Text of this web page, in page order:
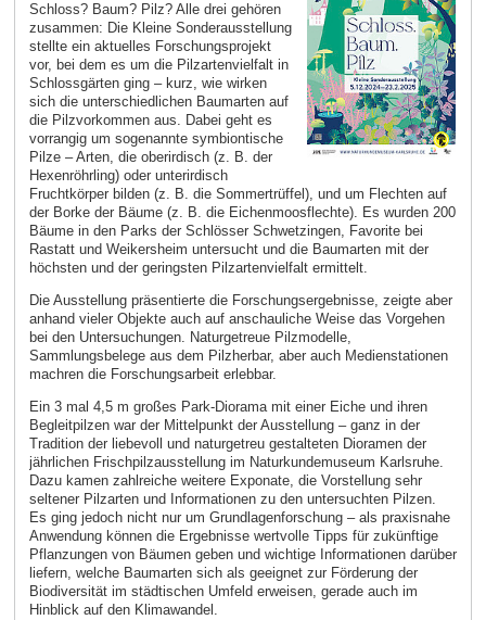
Schloss? Baum? Pilz? Alle drei gehören
zusammen: Die Kleine Sonderausstellung
stellte ein aktuelles Forschungsprojekt
vor, bei dem es um die Pilzartenvielfalt in
Schlossgärten ging – kurz, wie wirken
sich die unterschiedlichen Baumarten auf
die Pilzvorkommen aus. Dabei geht es
vorrangig um sogenannte symbiontische
Pilze – Arten, die oberirdisch (z. B. der
Hexenröhrling) oder unterirdisch
Fruchtkörper bilden (z. B. die Sommertrüffel), und um Flechten auf
der Borke der Bäume (z. B. die Eichenmoosflechte). Es wurden 200
Bäume in den Parks der Schlösser Schwetzingen, Favorite bei
Rastatt und Weikersheim untersucht und die Baumarten mit der
höchsten und der geringsten Pilzartenvielfalt ermittelt.
Die Ausstellung präsentierte die Forschungsergebnisse, zeigte aber
anhand vieler Objekte auch auf anschauliche Weise das Vorgehen
bei den Untersuchungen. Naturgetreue Pilzmodelle,
Sammlungsbelege aus dem Pilzherbar, aber auch Medienstationen
machren die Forschungsarbeit erlebbar.
Ein 3 mal 4,5 m großes Park-Diorama mit einer Eiche und ihren
Begleitpilzen war der Mittelpunkt der Ausstellung – ganz in der
Tradition der liebevoll und naturgetreu gestalteten Dioramen der
jährlichen Frischpilzausstellung im Naturkundemuseum Karlsruhe.
Dazu kamen zahlreiche weitere Exponate, die Vorstellung sehr
seltener Pilzarten und Informationen zu den untersuchten Pilzen.
Es ging jedoch nicht nur um Grundlagenforschung – als praxisnahe
Anwendung können die Ergebnisse wertvolle Tipps für zukünftige
Pflanzungen von Bäumen geben und wichtige Informationen darüber
liefern, welche Baumarten sich als geeignet zur Förderung der
Biodiversität im städtischen Umfeld erweisen, gerade auch im
Hinblick auf den Klimawandel.